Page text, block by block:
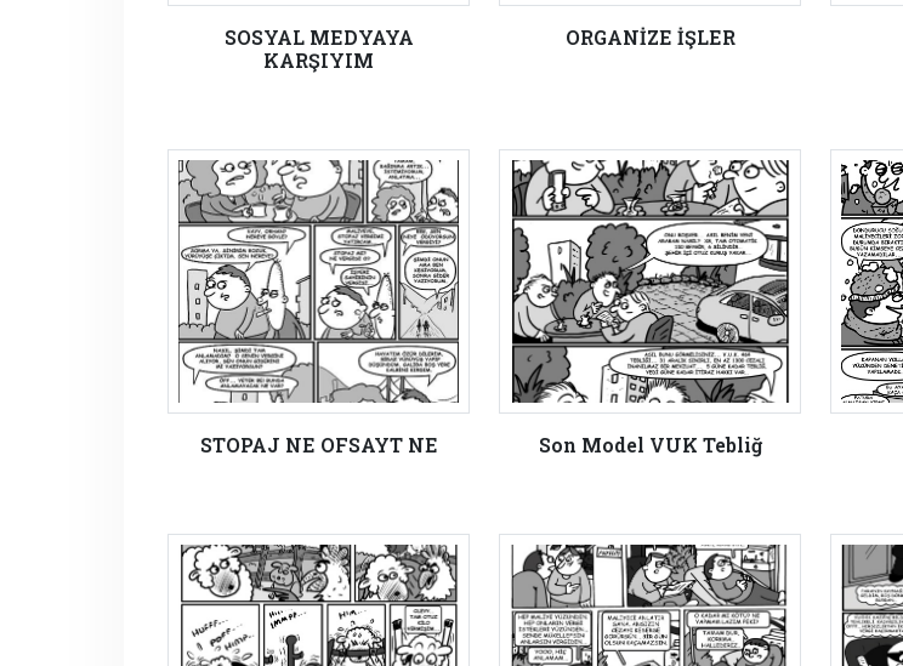
SOSYAL MEDYAYA
KARŞIYIM
ORGANİZE İŞLER
STOPAJ NE OFSAYT NE Son Model VUK Tebliğ